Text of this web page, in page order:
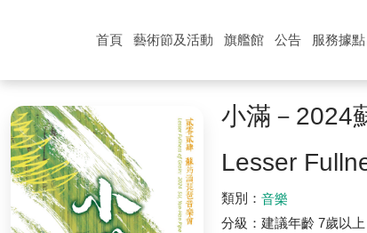
首頁 藝術節及活動 旗艦館 公告 服務據點
小滿－2024
Lesser
類別： 音樂
分級： 建議年齡 7歲以上